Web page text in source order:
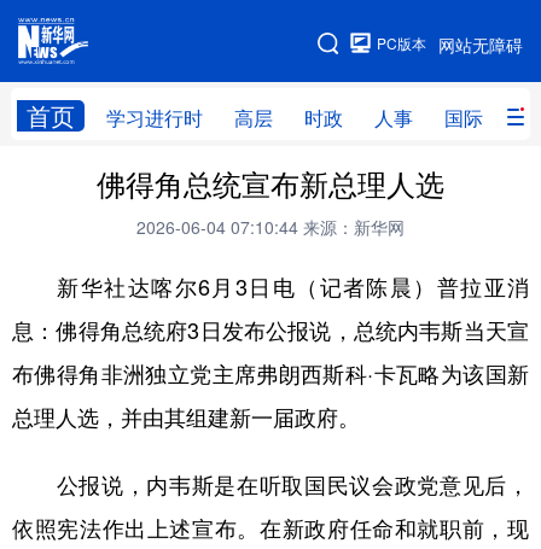
网站无障碍
PC版本
首页 学习进行时 高层 时政 人事 国际 财
网站地图
学习进行时 高层 时政
财经 网评
台湾 思客智库 全球连线 教育
科技 科创 量子 体育
文化 书画 健康 军事
访谈 视频 图片
法律 中央文件 金融 汽车
食品 人居 信息化 数字经济
佛得角总统宣布新总理人选
2026-06-04 07:10:44 来源：新华网
新华社达喀尔6月3日电（记者陈晨）普拉亚消
息：佛得角总统府3日发布公报说，总统内韦斯当天宣
布佛得角非洲独立党主席弗朗西斯科·卡瓦略为该国新
总理人选，并由其组建新一届政府。
公报说，内韦斯是在听取国民议会政党意见后，
依照宪法作出上述宣布。在新政府任命和就职前，现